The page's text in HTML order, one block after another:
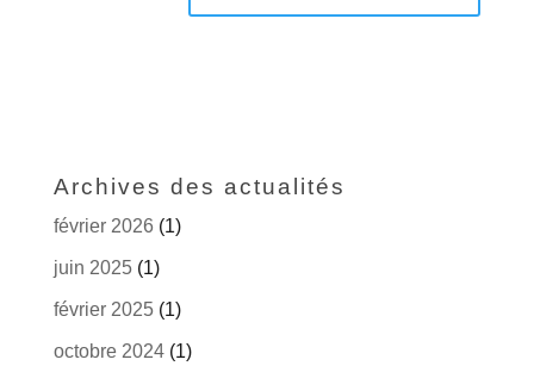
Archives des actualités
février 2026 (1)
juin 2025(1)
février 2025(1)
octobre 2024(1)